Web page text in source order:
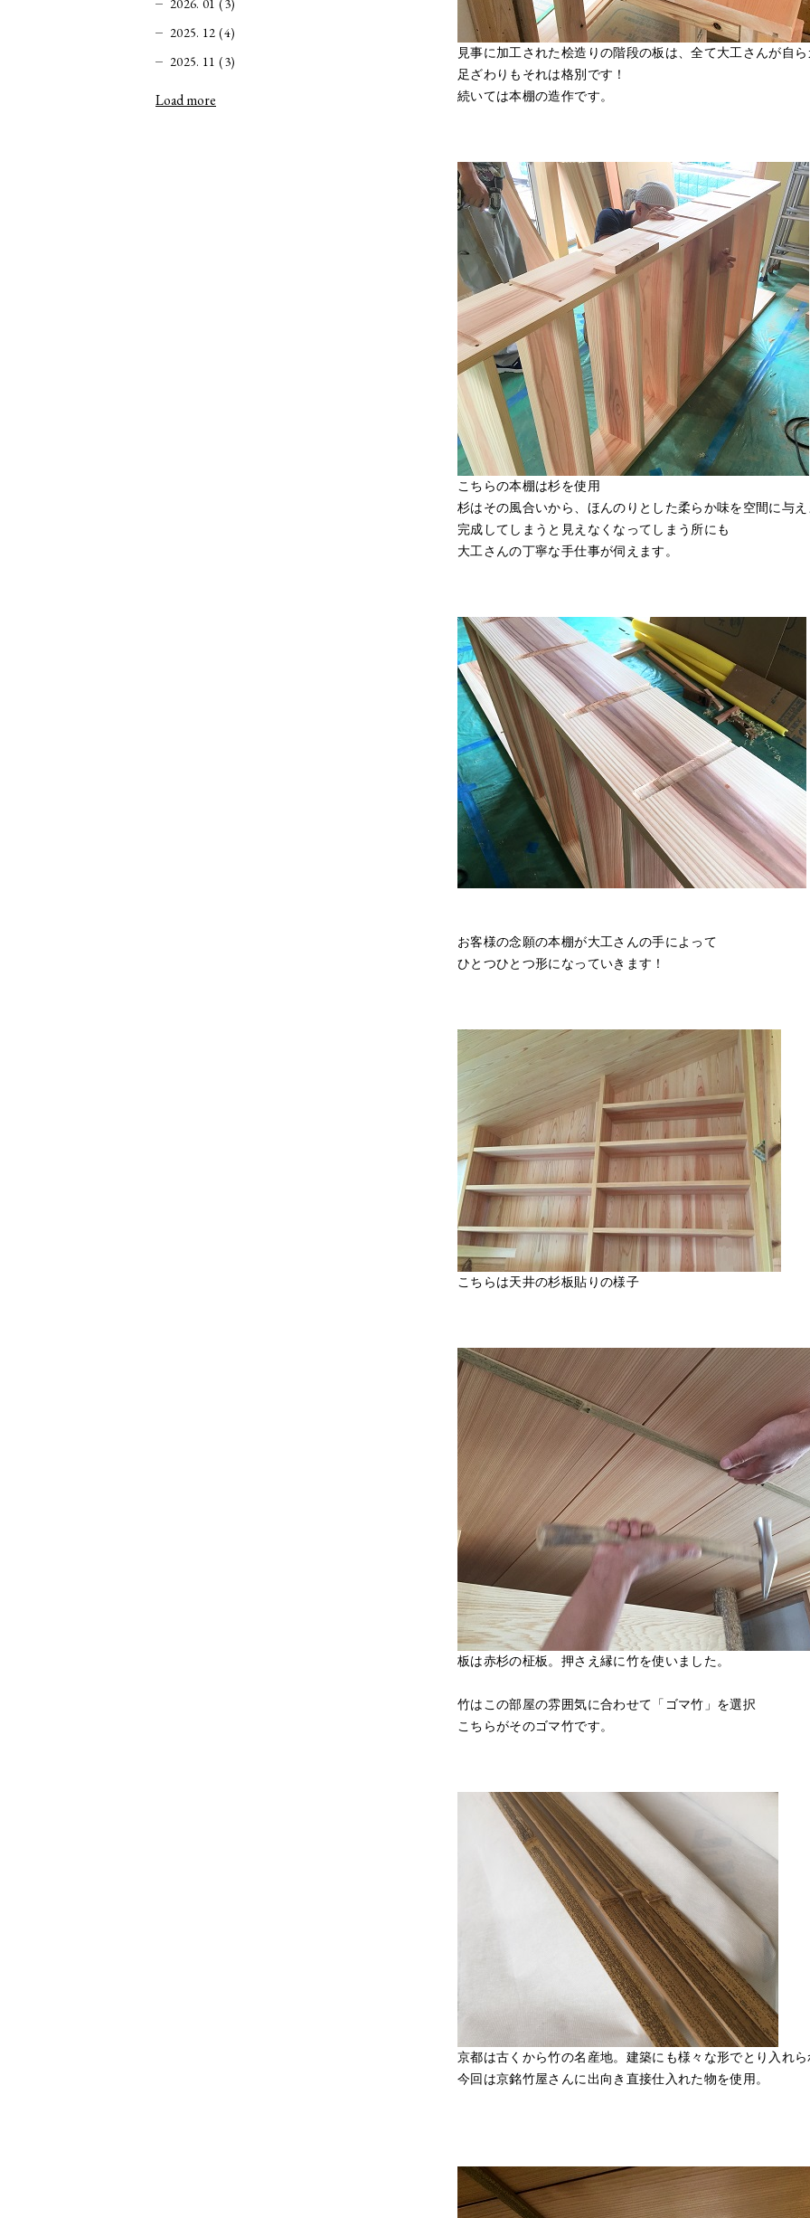
見事に加工された桧造りの階段の板は、全て大工さんが自
足ざわりもそれは格別です！
続いては本棚の造作です。
こちらの本棚は杉を使用
杉はその風合いから、ほんのりとした柔らか味を空間に与
完成してしまうと見えなくなってしまう所にも
大工さんの丁寧な手仕事が伺えます。
お客様の念願の本棚が大工さんの手によって
ひとつひとつ形になっていきます！
こちらは天井の杉板貼りの様子
板は赤杉の柾板。押さえ縁に竹を使いました。
竹はこの部屋の雰囲気に合わせて「ゴマ竹」を選択
こちらがそのゴマ竹です。
京都は古くから竹の名産地。建築にも様々な形でとり入れ
今回は京銘竹屋さんに出向き直接仕入れた物を使用。
2026. 01 (3)
2025. 12 (4)
2025. 11 (3)
Load more